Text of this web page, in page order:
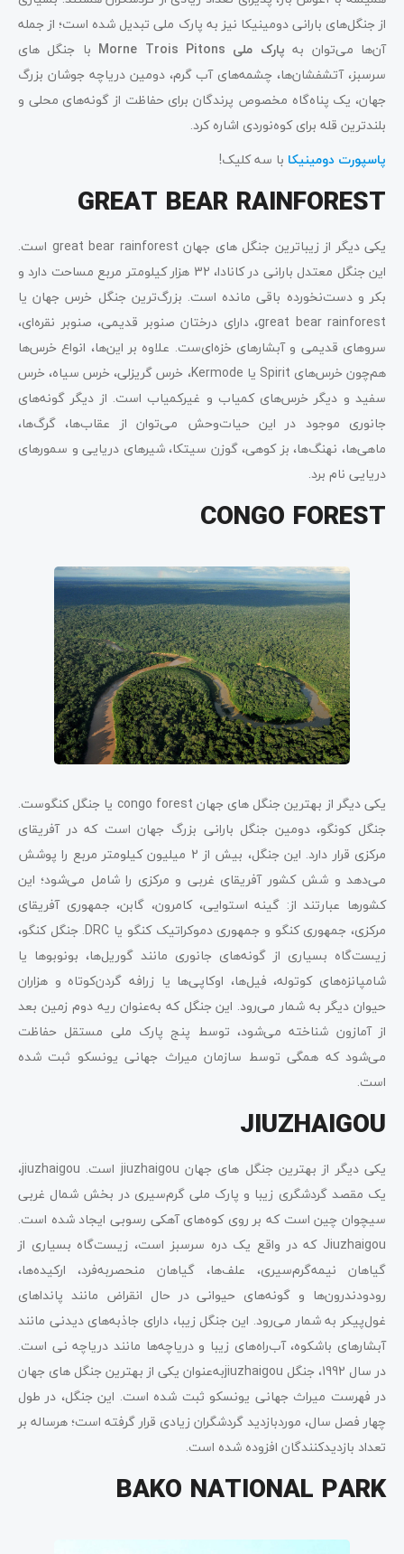
از جنگل‌های بارانی دومینیکا نیز به پارک ملی تبدیل شده‌ است؛ از جمله
آن‌ها می‌توان به پارک ملی Morne Trois Pitons با جنگل‌ های
سرسبز، آتشفشان‌ها، چشمه‌های آب گرم، دومین دریاچه جوشان بزرگ
جهان، یک پناه‌گاه مخصوص پرندگان برای حفاظت از گونه‌های محلی و
بلندترین قله برای کوه‌نوردی‌ اشاره کرد.
پاسپورت دومینیکا با سه کلیک!
GREAT BEAR RAINFOREST
یکی دیگر از زیباترین جنگل‌ های جهان great bear rainforest است.
این جنگل معتدل بارانی در کانادا، 32 هزار کیلومتر مربع مساحت دارد و
بکر و دست‌نخورده باقی مانده است. بزرگ‌ترین جنگل خرس جهان یا
great bear rainforest، دارای درختان صنوبر قدیمی، صنوبر نقره‌ای،
سروهای قدیمی و آبشارهای خزه‌ای‌ست. علاوه بر این‌ها، انواع خرس‌ها
هم‌چون خرس‌های Spirit یا Kermode، خرس گریزلی، خرس سیاه، خرس
سفید و دیگر خرس‌های کمیاب و غیرکمیاب است. از دیگر گونه‌های
جانوری موجود در این حیات‌وحش می‌توان از عقاب‌ها، گرگ‌ها،
ماهی‌ها، نهنگ‌ها، بز کوهی، گوزن سیتکا، شیرهای دریایی و سمورهای
دریایی نام برد.
CONGO FOREST
یکی دیگر از بهترین جنگل‌ های جهان congo forest یا جنگل کنگوست.
جنگل کونگو، دومین جنگل بارانی بزرگ جهان است که در آفریقای
مرکزی قرار دارد. این جنگل، بیش از 2 میلیون کیلومتر مربع را پوشش
می‌دهد و شش کشور آفریقای غربی و مرکزی را شامل می‌شود؛ این
کشورها عبارتند از: گینه استوایی، کامرون، گابن، جمهوری آفریقای
مرکزی، جمهوری کنگو و جمهوری دموکراتیک کنگو یا DRC. جنگل کنگو،
زیست‌گاه بسیاری از گونه‌های جانوری مانند گوریل‌ها، بونوبوها یا
شامپانزه‌های کوتوله، فیل‌ها، اوکاپی‌ها یا زرافه گردن‌کوتاه و هزاران
حیوان دیگر به شمار می‌رود. این جنگل که به‌عنوان ریه دوم زمین بعد
از آمازون شناخته می‌شود، توسط پنج پارک ملی مستقل حفاظت
می‌شود که همگی توسط سازمان میراث جهانی یونسکو ثبت شده
است.
JIUZHAIGOU
یکی دیگر از بهترین جنگل‌ های جهان jiuzhaigou است. jiuzhaigou،
یک مقصد گردشگری زیبا و پارک ملی گرم‌سیری در بخش شمال غربی
سیچوان چین است که بر روی کوه‌های آهکی رسوبی ایجاد شده است.
Jiuzhaigou که در واقع یک دره سرسبز است، زیست‌گاه بسیاری از
گیاهان نیمه‌گرم‌سیری، علف‌ها، گیاهان منحصربه‌فرد، ارکیده‌ها،
رودودندرون‌ها و گونه‌های حیوانی در حال انقراض مانند پانداهای
غول‌پیکر به شمار می‌رود. این جنگل زیبا، دارای جاذبه‌های دیدنی مانند
آبشارهای باشکوه، آب‌راه‌های زیبا و دریاچه‌ها مانند دریاچه نی است.
در سال 1992، جنگل jiuzhaigouبه‌عنوان یکی از بهترین جنگل‌ های جهان
در فهرست میراث جهانی یونسکو ثبت شده است. این جنگل، در طول
چهار فصل سال، موردبازدید گردشگران زیادی قرار گرفته است؛ هرساله بر
تعداد بازدیدکنندگان افزوده شده است.
BAKO NATIONAL PARK